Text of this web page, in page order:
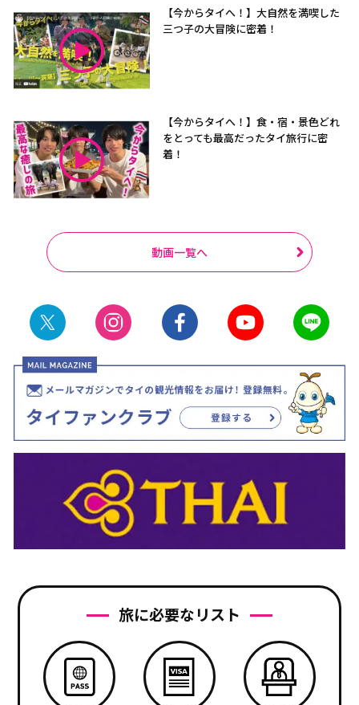
【今からタイへ！】大自然を満喫した
三つ子の大冒険に密着！
【今からタイへ！】食・宿・景色どれ
をとっても最高だったタイ旅行に密
着！
動画一覧へ
旅に必要なリスト